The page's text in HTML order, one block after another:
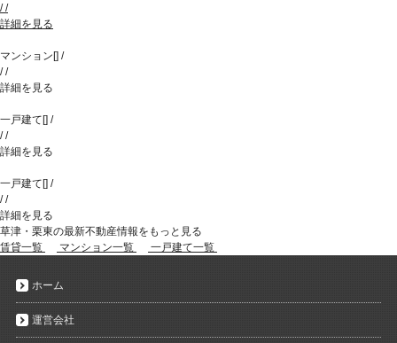
//
詳細を見る
マンション[] /
//
詳細を見る
一戸建て[] /
//
詳細を見る
一戸建て[] /
//
詳細を見る
草津・栗東の最新不動産情報をもっと見る
賃貸一覧
マンション一覧 一戸建て一覧
ホーム
運営会社